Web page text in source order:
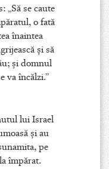
se caute
o fată
înaintea
şi să
şi domnul
va încălzi.”
lui Israel
şi au
pe
împărat.